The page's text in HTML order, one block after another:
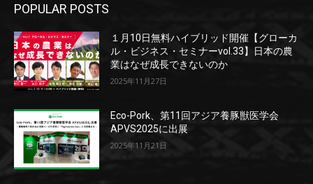
POPULAR POSTS
１月10日無料ハイブリッド開催【グローカ
ル・ビジネス・セミナーvol.33】日本の農
業はなぜ成長できないのか
2025年11月27日
Eco-Pork、第11回アジア養豚獣医学会
APVS2025に出展
2025年11月21日